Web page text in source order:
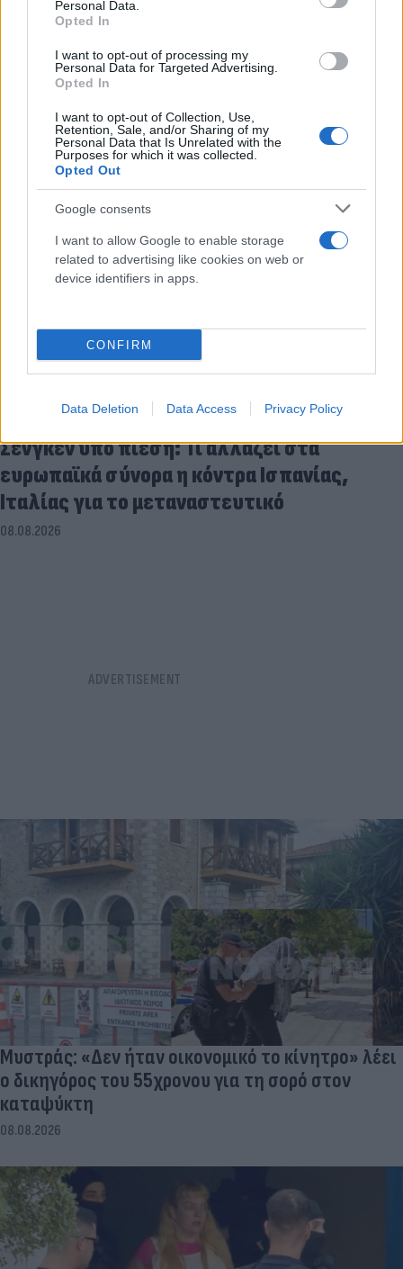
Personal Data.
Opted In
I want to opt-out of processing my
Personal Data for Targeted Advertising.
Opted In
I want to opt-out of Collection, Use,
Retention, Sale, and/or Sharing of my
Personal Data that Is Unrelated with the
Purposes for which it was collected.
Opted Out
Google consents
I want to allow Google to enable storage
related to advertising like cookies on web or
device identifiers in apps.
CONFIRM
Data Deletion Data Access Privacy Policy
Σένγκεν υπό πίεση: Τι αλλάζει στα
ευρωπαϊκά σύνορα η κόντρα Ισπανίας,
Ιταλίας για το μεταναστευτικό
08.08.2026
Μυστράς: «Δεν ήταν οικονομικό το κίνητρο» λέει
ο δικηγόρος του 55χρονου για τη σορό στον
καταψύκτη
08.08.2026